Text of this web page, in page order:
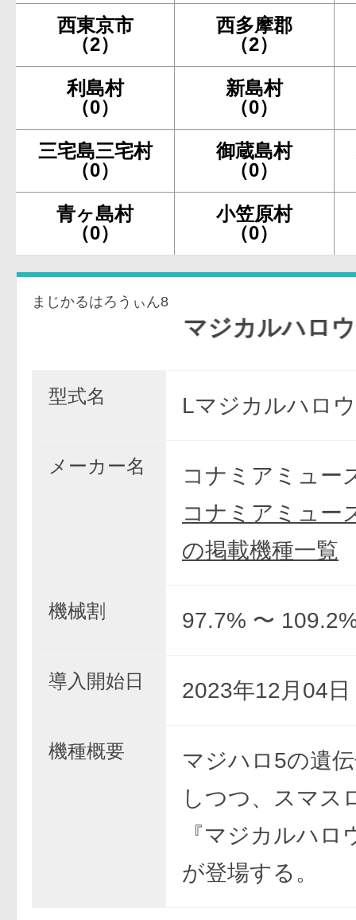
西東京市
（2）
西多摩郡
（2）
利島村
（0）
新島村
（0）
三宅島三宅村
（0）
御蔵島村
（0）
青ヶ島村
（0）
小笠原村
（0）
まじかるはろうぃん8
マジカルハロウィン
型式名 Lマジカルハロ
メーカー名
コナミアミュー
コナミアミュー
の掲載機種一覧
機械割 97.7% 〜
導入開始日 2023年12月04日
機種概要
マジハロ5の遺
しつつ、スマス
『マジカルハロ
が登場する。